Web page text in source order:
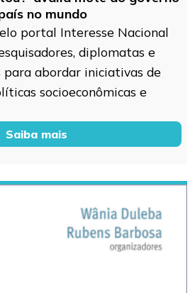
no mundo
portal Interesse Nacional
diplomatas e
abordar iniciativas de
socioeconômicas e
Saiba mais